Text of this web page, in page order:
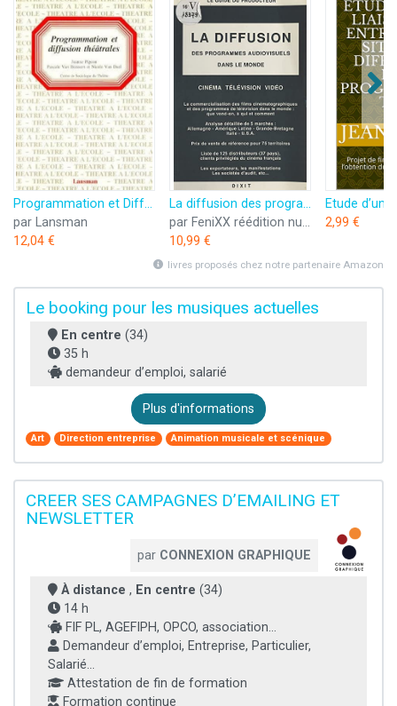
Programmation et Diffusion Theatrale
par Lansman
12,04 €
La diffusion des programmes audiovisuels dans le monde
par FeniXX réédition numérique (Dixit)
10,99 €
2,99 €
livres proposés chez notre partenaire Amazon
Le booking pour les musiques actuelles
En centre (34)
35 h
demandeur d’emploi, salarié
Plus d'informations
Art Direction entreprise Animation musicale et scénique
CREER SES CAMPAGNES D’EMAILING ET
NEWSLETTER
par CONNEXION GRAPHIQUE
À distance , En centre (34)
14 h
FIF PL, AGEFIPH, OPCO, association...
Demandeur d’emploi, Entreprise, Particulier,
Salarié...
Attestation de fin de formation
Formation continue